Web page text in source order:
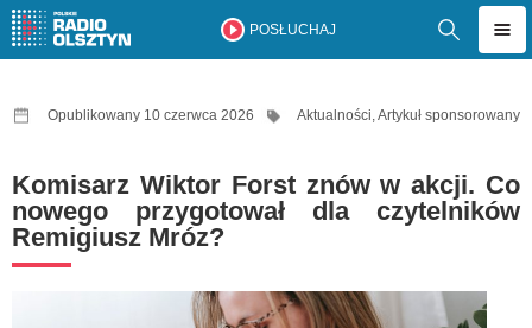
POSŁUCHAJ
Opublikowany 10 czerwca 2026 Aktualności,Artykuł sponsorowany
Komisarz Wiktor Forst znów w akcji. Co
nowego przygotował dla czytelników
Remigiusz Mróz?